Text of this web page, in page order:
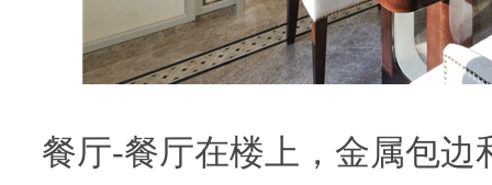
餐厅-餐厅在楼上，金属包